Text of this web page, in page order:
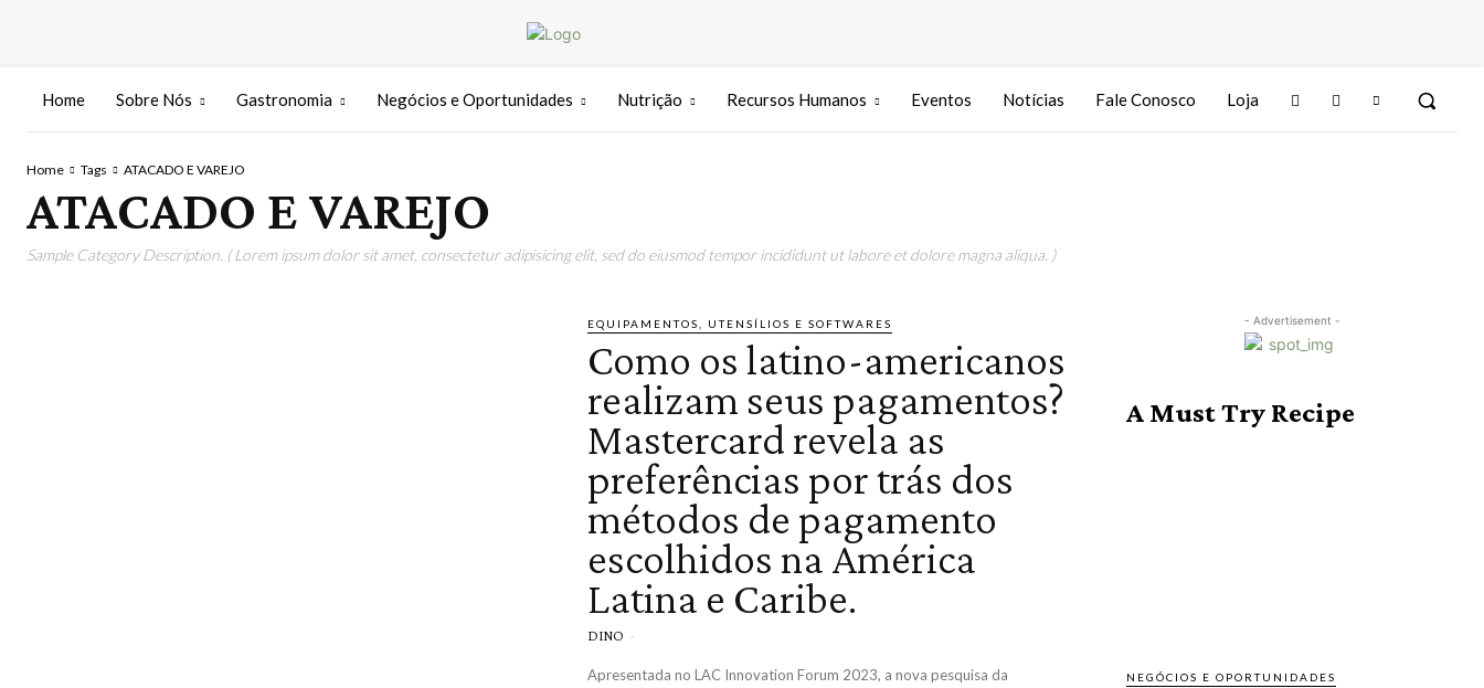
Home Sobre Nós Gastronomia Negócios e Oportunidades Nutrição Recursos Humanos Eventos Notícias Fale Conosco Loja
Home Tags ATACADO E VAREJO
ATACADO E VAREJO
Sample Category Description. ( Lorem ipsum dolor sit amet, consectetur adipisicing elit, sed do eiusmod tempor incididunt ut labore et dolore magna aliqua. )
EQUIPAMENTOS, UTENSÍLIOS E SOFTWARES
Como os latino-americanos
realizam seus pagamentos?
Mastercard revela as
preferências por trás dos
métodos de pagamento
escolhidos na América
Latina e Caribe.
DINO -
Apresentada no LAC Innovation Forum 2023, a nova pesquisa da
- Advertisement -
A Must Try Recipe
NEGÓCIOS E OPORTUNIDADES